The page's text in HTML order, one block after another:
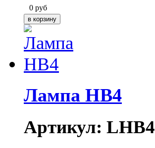
0 руб
Лампа HB4
Артикул: LHB4